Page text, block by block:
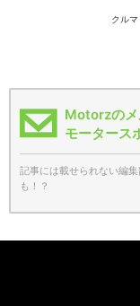
クル
Motorzのメ
モータース
記事には載せられない編
も！？